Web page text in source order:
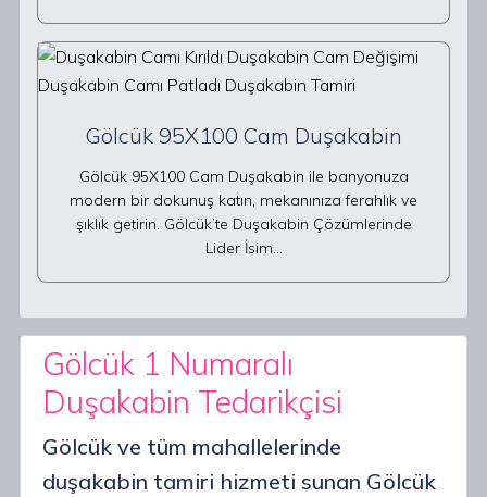
Gölcük 95X100 Cam Duşakabin
Gölcük 95X100 Cam Duşakabin ile banyonuza
modern bir dokunuş katın, mekanınıza ferahlık ve
şıklık getirin. Gölcük’te Duşakabin Çözümlerinde
Lider İsim…
Gölcük 1 Numaralı
Duşakabin Tedarikçisi
Gölcük ve tüm mahallelerinde
duşakabin tamiri hizmeti sunan Gölcük